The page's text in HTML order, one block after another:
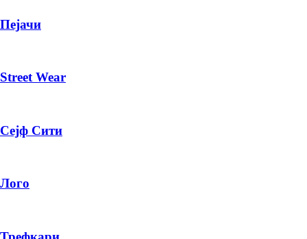
ПЛАТИ ПРИ ДОСТАВА ВО КЕШ
Пејачи
Street Wear
Сејф Сити
Лого